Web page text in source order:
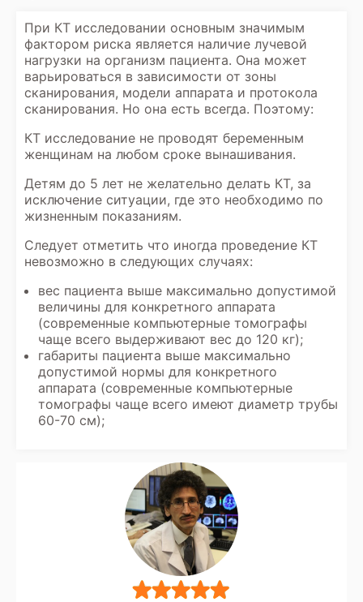
При КТ исследовании основным значимым
фактором риска является наличие лучевой
нагрузки на организм пациента. Она может
варьироваться в зависимости от зоны
сканирования, модели аппарата и протокола
сканирования. Но она есть всегда. Поэтому:
КТ исследование не проводят беременным
женщинам на любом сроке вынашивания.
Детям до 5 лет не желательно делать КТ, за
исключение ситуации, где это необходимо по
жизненным показаниям.
Следует отметить что иногда проведение КТ
невозможно в следующих случаях:
вес пациента выше максимально допустимой
величины для конкретного аппарата
(современные компьютерные томографы
чаще всего выдерживают вес до 120 кг);
габариты пациента выше максимально
допустимой нормы для конкретного
аппарата (современные компьютерные
томографы чаще всего имеют диаметр трубы
60-70 см);